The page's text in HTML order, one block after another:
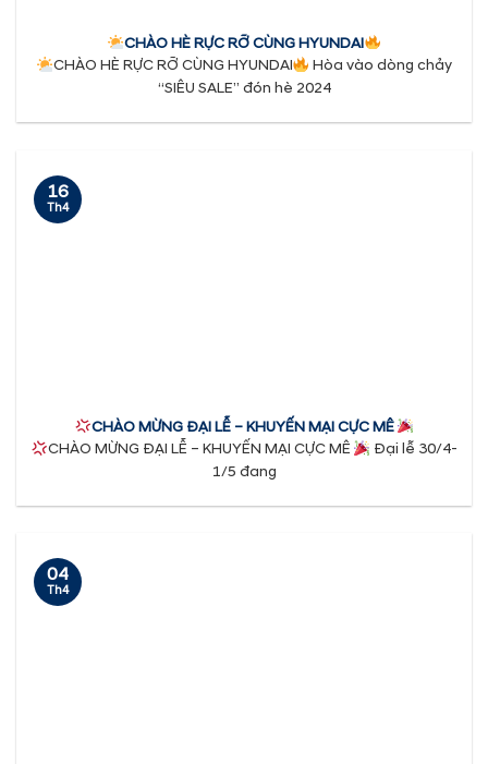
CHÀO HÈ RỰC RỠ CÙNG HYUNDAI
CHÀO HÈ RỰC RỠ CÙNG HYUNDAI
Hòa vào dòng chảy
“SIÊU SALE” đón hè 2024
CHÀO MỪNG ĐẠI LỄ – KHUYẾN MẠI CỰC MÊ
CHÀO MỪNG ĐẠI LỄ – KHUYẾN MẠI CỰC MÊ
Đại lễ 30/4-
1/5 đang
16
Th4
04
Th4